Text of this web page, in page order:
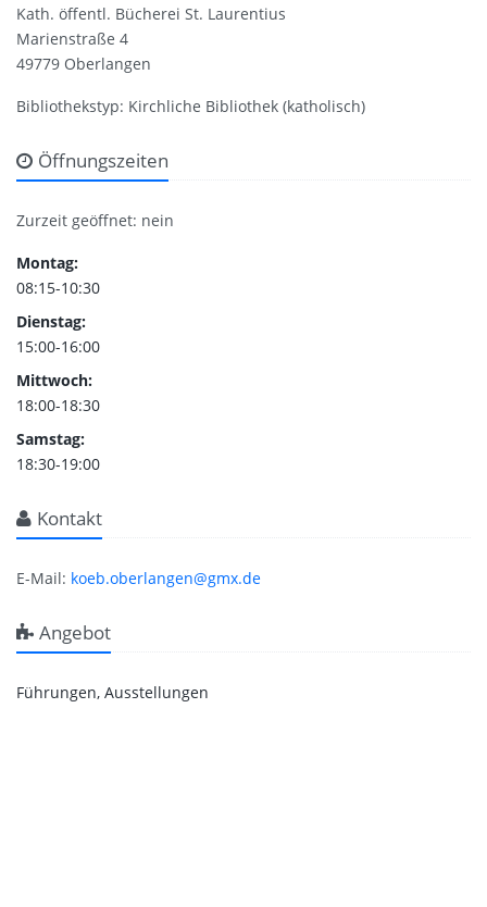
Kath. öffentl. Bücherei St. Laurentius
Marienstraße 4
49779 Oberlangen
Bibliothekstyp: Kirchliche Bibliothek (katholisch)
Öffnungszeiten
Zurzeit geöffnet: nein
Montag:
08:15-10:30
Dienstag:
15:00-16:00
Mittwoch:
18:00-18:30
Samstag:
18:30-19:00
Kontakt
E-Mail: koeb.oberlangen@gmx.de
Angebot
Führungen, Ausstellungen